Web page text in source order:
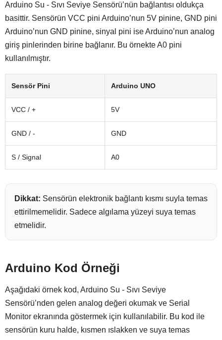
Arduino Su - Sıvı Seviye Sensörü’nün bağlantısı oldukça
basittir. Sensörün VCC pini Arduino’nun 5V pinine, GND pini
Arduino’nun GND pinine, sinyal pini ise Arduino’nun analog
giriş pinlerinden birine bağlanır. Bu örnekte A0 pini
kullanılmıştır.
Sensör Pini Arduino UNO
VCC / + 5V
GND / - GND
S / Signal A0
Dikkat: Sensörün elektronik bağlantı kısmı suyla temas
ettirilmemelidir. Sadece algılama yüzeyi suya temas
etmelidir.
Arduino Kod Örneği
Aşağıdaki örnek kod, Arduino Su - Sıvı Seviye
Sensörü’nden gelen analog değeri okumak ve Serial
Monitor ekranında göstermek için kullanılabilir. Bu kod ile
sensörün kuru halde, kısmen ıslakken ve suya temas